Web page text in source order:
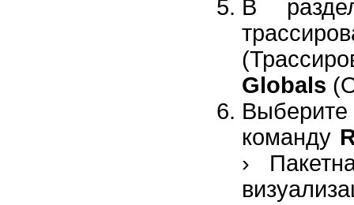
В
Globals
команду
›